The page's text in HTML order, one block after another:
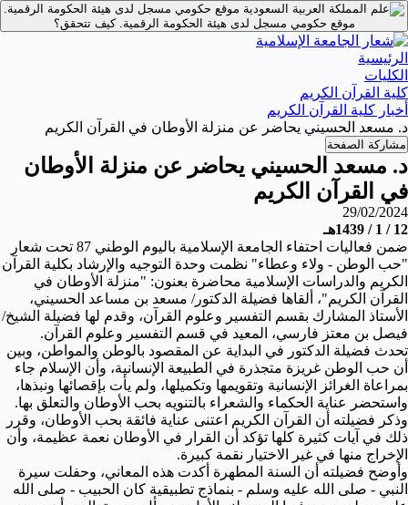
موقع حكومي مسجل لدى هيئة الحكومة الرقمية.
موقع حكومي مسجل لدى هيئة الحكومة الرقمية.كيف تتحقق؟
الرئيسية
الكليات
كلية القرآن الكريم
أخبار كلية القرآن الكريم
د. مسعد الحسيني يحاضر عن منزلة الأوطان في القرآن الكريم
مشاركة الصفحة
د. مسعد الحسيني يحاضر عن منزلة الأوطان
في القرآن الكريم
29/02/2024
12 / 1 / 1439هـ
ضمن فعاليات احتفاء الجامعة الإسلامية باليوم الوطني 87 تحت شعار
"حب الوطن - ولاء وعطاء" نظمت وحدة التوجيه والإرشاد بكلية القرآن
الكريم والدراسات الإسلامية محاضرة بعنون: "منزلة الأوطان في
القرآن الكريم"، ألقاها فضيلة الدكتور/ مسعد بن مساعد الحسيني،
الأستاذ المشارك بقسم التفسير وعلوم القرآن، وقدم لها فضيلة الشيخ/
فيصل بن معتز فارسي، المعيد في قسم التفسير وعلوم القرآن.
تحدث فضيلة الدكتور في البداية عن المقصود بالوطن والمواطن، وبين
أن حب الوطن غريزة متجذرة في الطبيعة الإنسانية، وأن الإسلام جاء
بمراعاة الغرائز الإنسانية وتقويمها وتكميلها، ولم يأت بإقصائها ونبذها،
واستحضر عناية الحكماء والشعراء بالتنويه بحب الأوطان والتعلق بها.
وذكر فضيلته أن القرآن الكريم اعتنى عناية فائقة بحب الأوطان، وقرر
ذلك في آيات كثيرة كلها تؤكد أن القرار في الأوطان نعمة عظيمة، وأن
الإخراج منها في غير الاختيار نقمة كبيرة.
وأوضح فضيلته أن السنة المطهرة أكدت هذه المعاني، وحفلت سيرة
النبي - صلى الله عليه وسلم - بنماذج تطبيقية كان الحبيب - صلى الله